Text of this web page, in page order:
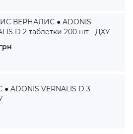
ВЕРНАЛИС ● ADONIS
D 2 таблетки 200 шт - ДХУ
VERNALIS D 3